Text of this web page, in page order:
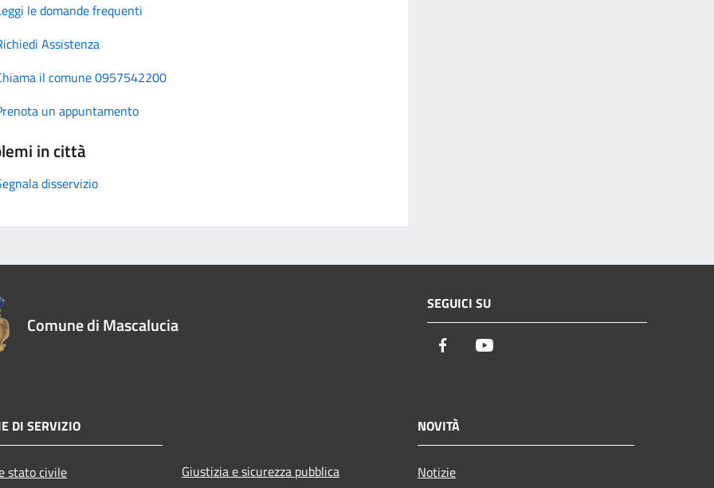
le domande frequenti
Assistenza
il comune 0957542200
un appuntamento
in città
disservizio
Comune di Mascalucia
SEGUICI SU
Facebook
DI SERVIZIO
stato civile
Giustizia e sicurezza pubblica
NOVITÀ
Notizie